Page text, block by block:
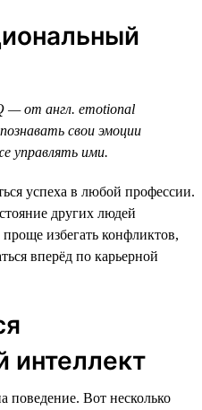
— от англ. emotional
свои эмоции
управлять ими.
успеха в любой профессии.
других людей
избегать конфликтов,
вперёд по карьерной
интеллект
Вот несколько